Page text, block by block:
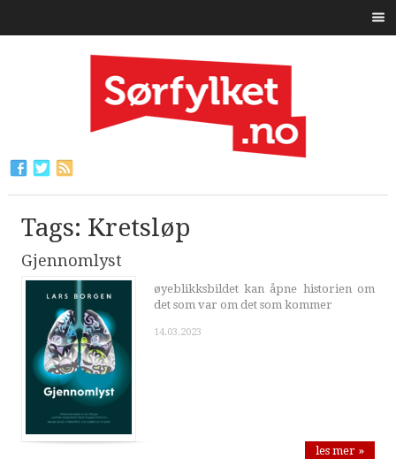
Tags: Kretsløp
Gjennomlyst
øyeblikksbildet kan åpne historien om
det som var om det som kommer
14.03.2023
les mer »